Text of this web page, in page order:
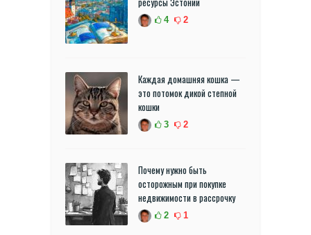
4 2
Каждая домашняя кошка —
это потомок дикой степной
кошки
3 2
Почему нужно быть
осторожным при покупке
недвижимости в рассрочку
2 1